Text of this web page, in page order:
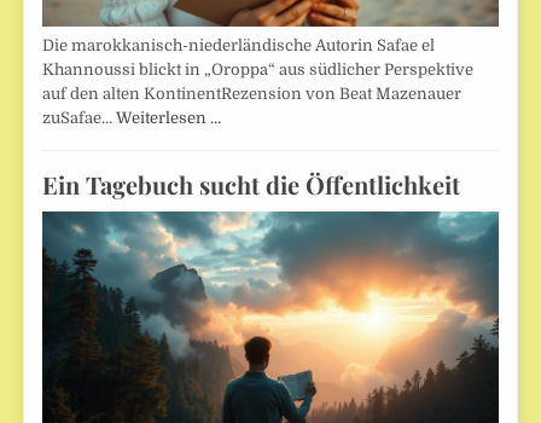
Die marokkanisch-niederländische Autorin Safae el
Khannoussi blickt in „Oroppa“ aus südlicher Perspektive
auf den alten KontinentRezension von Beat Mazenauer
zuSafae…Weiterlesen …
Ein Tagebuch sucht die Öffentlichkeit